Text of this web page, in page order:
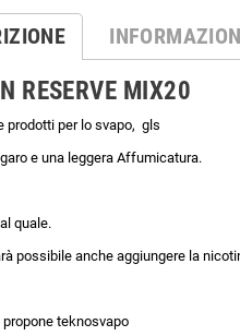
RESERVE MIX20
prodotti per lo svapo, gls
e una leggera Affumicatura.
quale.
possibile anche aggiungere la
teknosvapo